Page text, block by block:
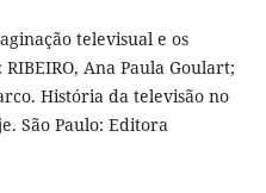
televisual e os
Ana Paula Goulart;
História da televisão no
São Paulo: Editora